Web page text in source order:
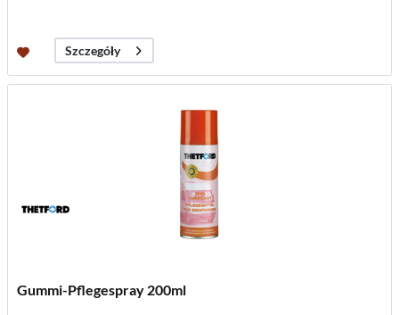
Szczegóły
Gummi-Pflegespray 200ml